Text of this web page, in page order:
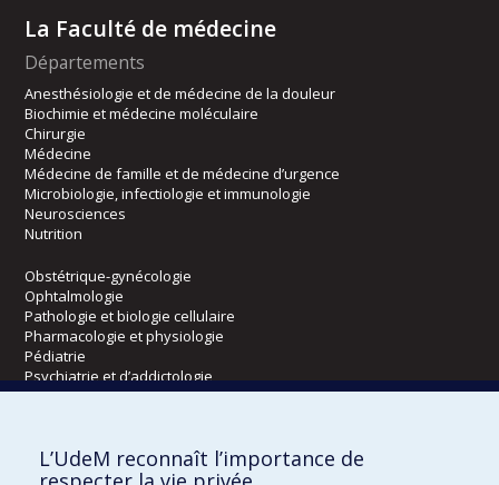
La Faculté de médecine
Départements
Anesthésiologie et de médecine de la douleur
Biochimie et médecine moléculaire
Chirurgie
Médecine
Médecine de famille et de médecine d’urgence
Microbiologie, infectiologie et immunologie
Neurosciences
Nutrition
Obstétrique-gynécologie
Ophtalmologie
Pathologie et biologie cellulaire
Pharmacologie et physiologie
Pédiatrie
Psychiatrie et d’addictologie
Radiologie, radio-oncologie et médecine nucléaire
Écoles
L’UdeM reconnaît l’importance de